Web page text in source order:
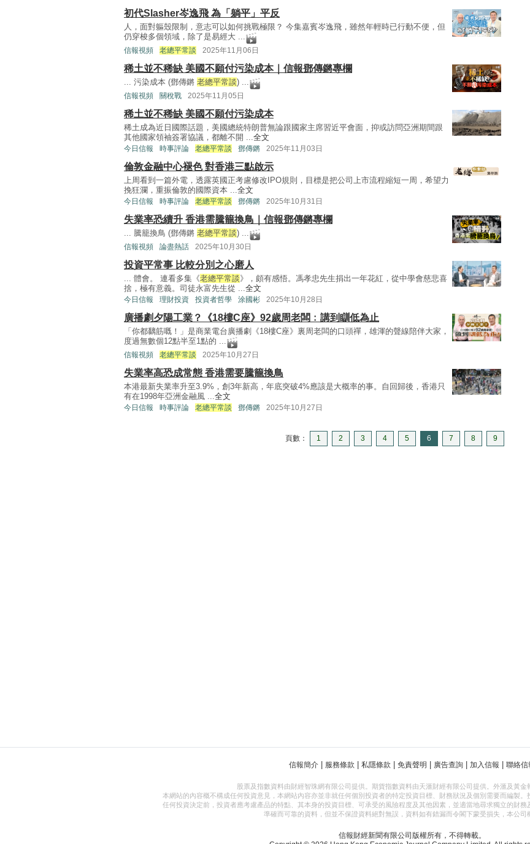
初代Slasher岑逸飛 為「躺平」平反
人，面對軀殼限制，意志可以如何挑戰極限？ 今集嘉賓岑逸飛，雖然年輕時已行動不便，但
仍穿梭多個領域，除了是易經大 ...
信報視頻 老總平常談 2025年11月06日
稀土並不稀缺 美國不願付污染成本｜信報鄧傳鏘專欄
... 污染成本 (鄧傳鏘 老總平常談) ...
信報視頻 關稅戰 2025年11月05日
稀土並不稀缺 美國不願付污染成本
稀土成為近日國際話題，美國總統特朗普無論跟國家主席習近平會面，抑或訪問亞洲期間跟
其他國家領袖簽署協議，都離不開 ...全文
今日信報 時事評論 老總平常談 鄧傳鏘 2025年11月03日
倫敦金融中心褪色 對香港三點啟示
上周看到一篇外電，透露英國正考慮修改IPO規則，目標是把公司上市流程縮短一周，希望力
挽狂瀾，重振倫敦的國際資本 ...全文
今日信報 時事評論 老總平常談 鄧傳鏘 2025年10月31日
失業率恐續升 香港需騰籠換鳥｜信報鄧傳鏘專欄
... 騰籠換鳥 (鄧傳鏘 老總平常談) ...
信報視頻 論盡熱話 2025年10月30日
投資平常事 比較分別之心磨人
... 體會。 連看多集《老總平常談》，頗有感悟。馮孝忠先生捐出一年花紅，從中學會慈悲喜
捨，極有意義。司徒永富先生從 ...全文
今日信報 理財投資 投資者哲學 涂國彬 2025年10月28日
廣播劇夕陽工業？《18樓C座》92歲周老闆﹕講到瞓低為止
「你都黐筋嘅！」是商業電台廣播劇《18樓C座》裏周老闆的口頭禪，雄渾的聲線陪伴大家，
度過無數個12點半至1點的 ...
信報視頻 老總平常談 2025年10月27日
失業率高恐成常態 香港需要騰籠換鳥
本港最新失業率升至3.9%，創3年新高，年底突破4%應該是大概率的事。自回歸後，香港只
有在1998年亞洲金融風 ...全文
今日信報 時事評論 老總平常談 鄧傳鏘 2025年10月27日
頁數： 1 2 3 4 5 6 7 8 9
信報簡介 服務條款 私隱條款 免責聲明 廣告查詢 加入信報 聯絡信
股票及指數資料由財經智珠網有限公司提供。期貨指數資料由天滙財經有限公司提供。外滙及黃金
本網站的內容概不構成任何投資意見，本網站內容亦並非就任何個別投資者的特定投資目標、財務狀況及個別需要而編製
任何投資決定前，投資者應考慮產品的特點、其本身的投資目標、可承受的風險程度及其他因素，並適當地尋求獨立的財
準確而可靠的資料，但並不保證資料絕對無誤，資料如有錯漏而令閣下蒙受損失，本公司
信報財經新聞有限公司版權所有，不得轉載。